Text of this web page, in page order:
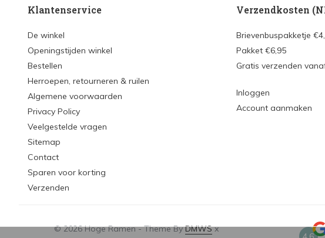
Klantenservice
De winkel
Openingstijden winkel
Bestellen
Herroepen, retourneren & ruilen
Algemene voorwaarden
Privacy Policy
Veelgestelde vragen
Sitemap
Contact
Sparen voor korting
Verzenden
Verzendkosten
Brievenbuspakketje
Pakket €6,95
Gratis verzenden
Inloggen
Account aanmaken
© 2026 Hoge Ramen - Theme ByDMWSx